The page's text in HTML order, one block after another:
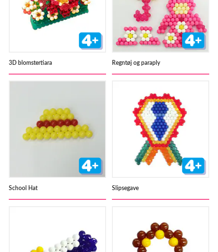
3D blomstertiara Regntøj og paraply
School Hat Slipsegave